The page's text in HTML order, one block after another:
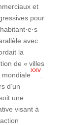
et
pour
avec
la
de « villes
mondiale
xxv
.
d’un
une
visant à